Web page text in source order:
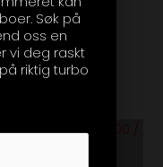
10,395.00 + mva
alternativ
Søk på
oss en
vi deg raskt
riktig turbo